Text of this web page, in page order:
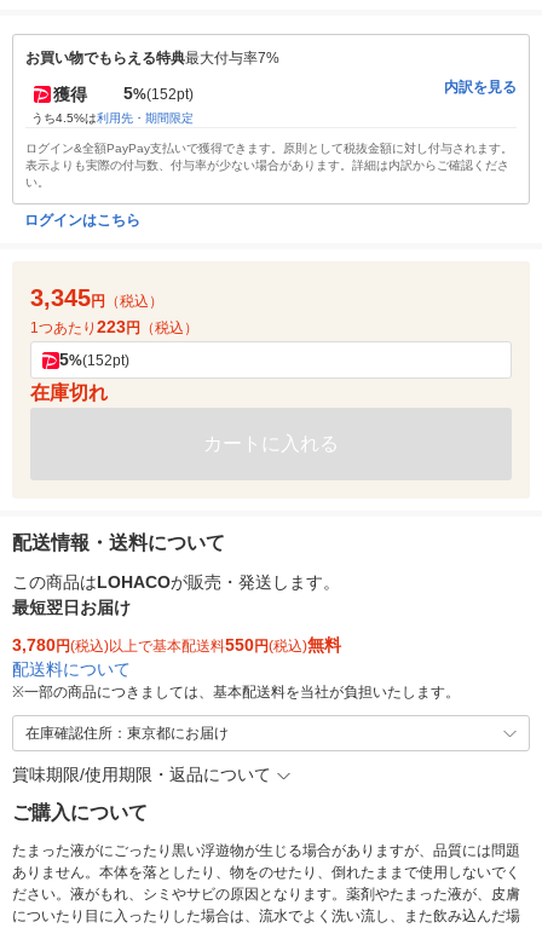
お買い物でもらえる特典最大付与率7%
獲得 5%(152pt)
うち4.5%は利用先・期間限定
内訳を見る
ログイン&全額PayPay支払いで獲得できます。原則として税抜金額に対し付与されます。
表示よりも実際の付与数、付与率が少ない場合があります。詳細は内訳からご確認くださ
い。
ログインはこちら
3,345円
（税込）
1つあたり 223円 （税込）
5%(152pt)
在庫切れ
カートに入れる
配送情報・送料について
この商品はLOHACOが販売・発送します。
最短翌日お届け
3,780円(税込)以上で基本配送料550円(税込)無料
配送料について
※一部の商品につきましては、基本配送料を当社が負担いたします。
在庫確認住所：東京都にお届け
賞味期限/使用期限・返品について
ご購入について
たまった液がにごったり黒い浮遊物が生じる場合がありますが、品質には問題
ありません。本体を落としたり、物をのせたり、倒れたままで使用しないでく
ださい。液がもれ、シミやサビの原因となります。薬剤やたまった液が、皮膚
についたり目に入ったりした場合は、流水でよく洗い流し、また飲み込んだ場